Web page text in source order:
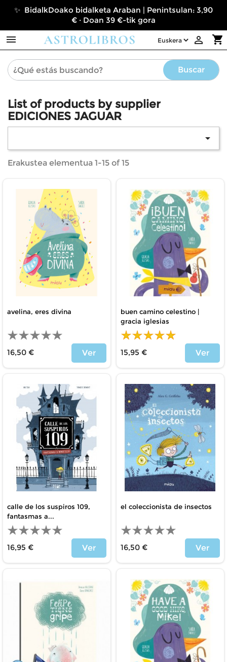
✨ BidalkDoako bidalketa Araban | Penintsulan: 3,90
€ · Doan 39 €-tik gora
 shopping_cart

Buscar
List of products by supplier
EDICIONES JAGUAR

Erakustea elementua 1-15 of 15
avelina, eres divina
16,50 €
Ver
buen camino celestino |
gracia iglesias
15,95 €
Ver
calle de los suspiros 109,
fantasmas a...
16,95 €
Ver
el coleccionista de insectos
16,50 €
Ver